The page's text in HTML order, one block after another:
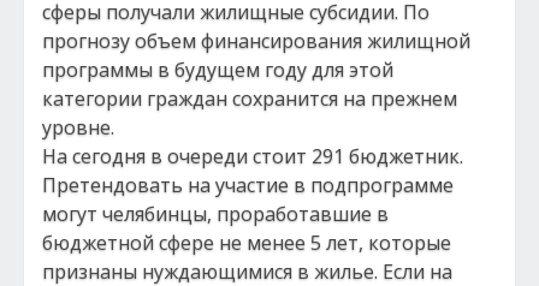
сферы получали жилищные субсидии. По
прогнозу объем финансирования жилищной
программы в будущем году для этой
категории граждан сохранится на прежнем
уровне.
На сегодня в очереди стоит 291 бюджетник.
Претендовать на участие в подпрограмме
могут челябинцы, проработавшие в
бюджетной сфере не менее 5 лет, которые
признаны нуждающимися в жилье. Если на